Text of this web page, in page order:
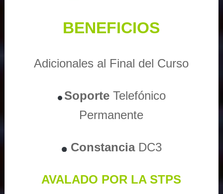
BENEFICIOS
Adicionales al Final del Curso
Soporte Telefónico
Permanente
ConstanciaDC3
AVALADO POR LA STPS